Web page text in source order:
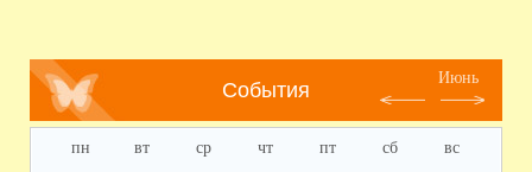
События
Июнь
пн вт ср чт пт сб вс